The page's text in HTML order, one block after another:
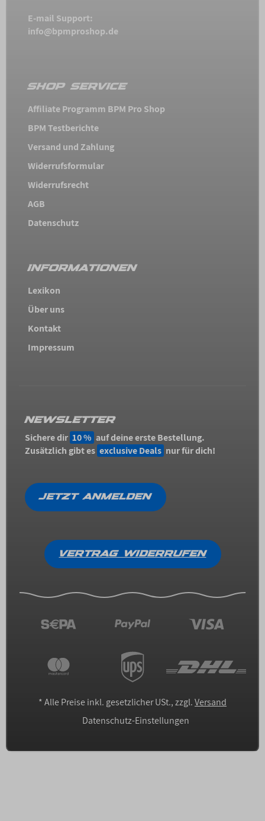
E-mail Support:
info@bpmproshop.de
SHOP SERVICE
Affiliate Programm BPM Pro Shop
BPM Testberichte
Versand und Zahlung
Widerrufsformular
Widerrufsrecht
AGB
Datenschutz
INFORMATIONEN
Lexikon
Über uns
Kontakt
Impressum
NEWSLETTER
Sichere dir 10 % auf deine erste Bestellung.
Zusätzlich gibt es exclusive Deals nur für dich!
JETZT ANMELDEN
VERTRAG WIDERRUFEN
*Alle Preise inkl. gesetzlicher USt., zzgl.Versand
Datenschutz-Einstellungen